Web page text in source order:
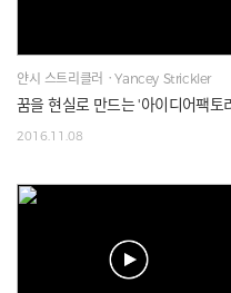
얀시 스트리클러ㆍYancey Strickler
꿈을 현실로 만드는 '아이디어팩토
2016.11.08